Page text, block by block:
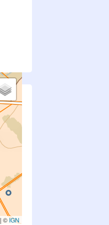
| ©IGN